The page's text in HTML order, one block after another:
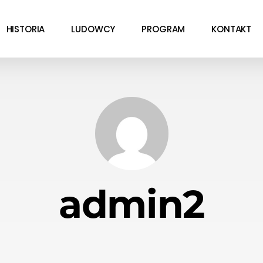
HISTORIA LUDOWCY PROGRAM KONTAKT
admin2